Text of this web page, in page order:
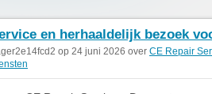
en herhaaldelijk bezoek
op 24 juni 2026 over CE Repair